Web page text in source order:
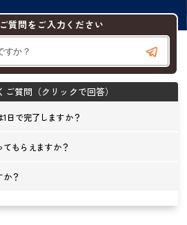
質問をご入力ください
日で完了しますか？
もらえますか？
？